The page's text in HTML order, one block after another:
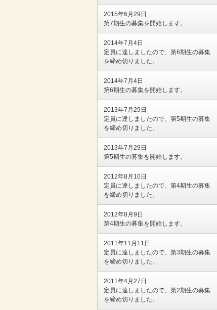
2015年6月29日
第7期生の募集を開始します。
2014年7月4日
定員に達しましたので、第6期生の募集
を締め切りました。
2014年7月4日
第6期生の募集を開始します。
2013年7月29日
定員に達しましたので、第5期生の募集
を締め切りました。
2013年7月29日
第5期生の募集を開始します。
2012年8月10日
定員に達しましたので、第4期生の募集
を締め切りました。
2012年8月9日
第4期生の募集を開始します。
2011年11月11日
定員に達しましたので、第3期生の募集
を締め切りました。
2011年4月27日
定員に達しましたので、第2期生の募集
を締め切りました。